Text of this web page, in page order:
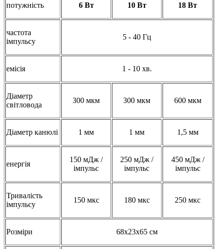
потужність 6 Вт 10 Вт 18 Вт
частота
імпульсу
5 - 40 Гц
емісія 1 - 10 хв.
Діаметр
світловода
300 мкм 300 мкм 600 мкм
Діаметр канюлі 1 мм 1 мм 1,5 мм
енергія
150 мДж /
імпульс
250 мДж /
імпульс
450 мДж /
імпульс
Тривалість
імпульсу
150 мкс 180 мкс 250 мкс
Розміри 68х23х65 см